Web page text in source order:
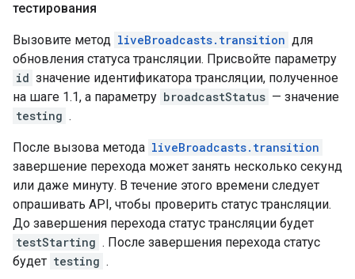
тестирования
Вызовите метод liveBroadcasts.transition для
обновления статуса трансляции. Присвойте параметру
id значение идентификатора трансляции, полученное
на шаге 1.1, а параметру broadcastStatus — значение
testing .
После вызова метода liveBroadcasts.transition
завершение перехода может занять несколько секунд
или даже минуту. В течение этого времени следует
опрашивать API, чтобы проверить статус трансляции.
До завершения перехода статус трансляции будет
testStarting . После завершения перехода статус
будет testing .